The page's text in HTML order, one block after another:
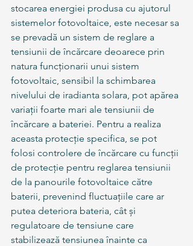
stocarea energiei produsa cu ajutorul
sistemelor fotovoltaice, este necesar sa
se prevadă un sistem de reglare a
tensiunii de încărcare deoarece prin
natura funcționarii unui sistem
fotovoltaic, sensibil la schimbarea
nivelului de iradianta solara, pot apărea
variații foarte mari ale tensiunii de
încărcare a bateriei. Pentru a realiza
aceasta protecție specifica, se pot
folosi controlere de încărcare cu funcții
de protecție pentru reglarea tensiunii
de la panourile fotovoltaice către
baterii, prevenind fluctuațiile care ar
putea deteriora bateria, cât și
regulatoare de tensiune care
stabilizează tensiunea înainte ca